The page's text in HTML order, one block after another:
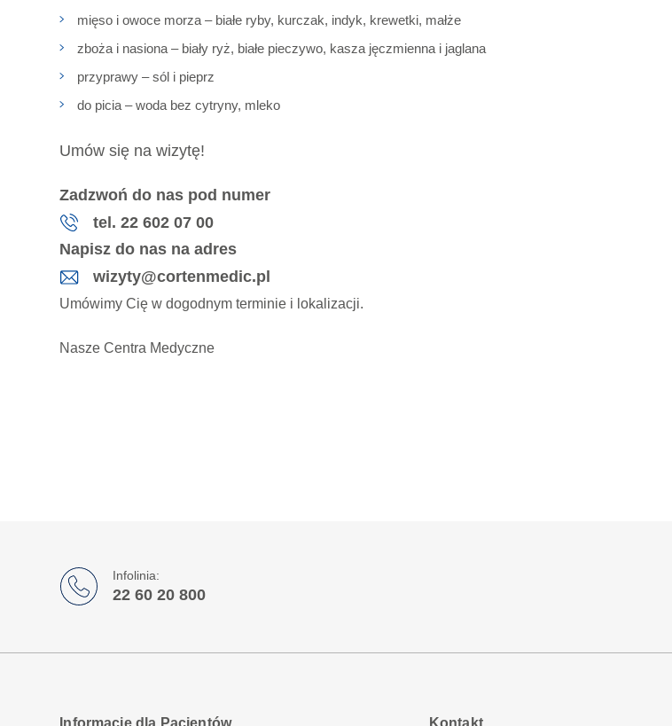
mięso i owoce morza – białe ryby, kurczak, indyk, krewetki, małże
zboża i nasiona – biały ryż, białe pieczywo, kasza jęczmienna i jaglana
przyprawy – sól i pieprz
do picia – woda bez cytryny, mleko
Umów się na wizytę!
Zadzwoń do nas pod numer
tel. 22 602 07 00
Napisz do nas na adres
wizyty@cortenmedic.pl
Umówimy Cię w dogodnym terminie i lokalizacji.
Nasze Centra Medyczne
Infolinia:
22 60 20 800
Informacje dla Pacjentów Kontakt